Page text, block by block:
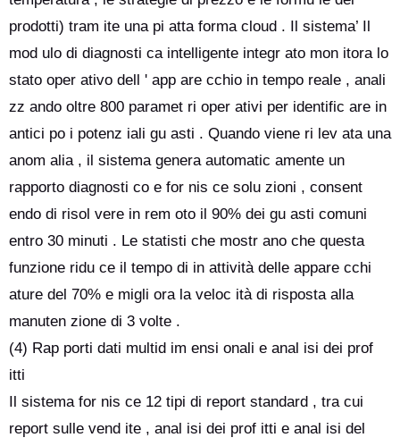
prodotti) tram ite una pi atta forma cloud . Il sistema’ Il
mod ulo di diagnosti ca intelligente integr ato mon itora lo
stato oper ativo dell ' app are cchio in tempo reale , anali
zz ando oltre 800 paramet ri oper ativi per identific are in
antici po i potenz iali gu asti . Quando viene ri lev ata una
anom alia , il sistema genera automatic amente un
rapporto diagnosti co e for nis ce solu zioni , consent
endo di risol vere in rem oto il 90% dei gu asti comuni
entro 30 minuti . Le statisti che mostr ano che questa
funzione ridu ce il tempo di in attività delle appare cchi
ature del 70% e migli ora la veloc ità di risposta alla
manuten zione di 3 volte .
(4) Rap porti dati multid im ensi onali e anal isi dei prof
itti
Il sistema for nis ce 12 tipi di report standard , tra cui
report sulle vend ite , anal isi dei prof itti e anal isi del